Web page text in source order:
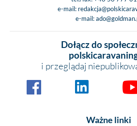
e-mail:
e-mail:
Dołącz do
i przeglądaj
Ważne linki